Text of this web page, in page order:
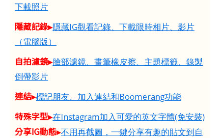
下載照片
隱藏記錄▸隱藏IG觀看記錄、下載限時相片、影片
（電腦版）
自拍濾鏡▸臉部濾鏡、畫筆橡皮擦、主題標籤、錄製
倒帶影片
連結▸標記朋友、加入連結和Boomerang功能
特殊字型▸在Instagram加入可愛的英文字體(免安裝)
分享IG動態▸不用再截圖，一鍵分享有趣的貼文到自